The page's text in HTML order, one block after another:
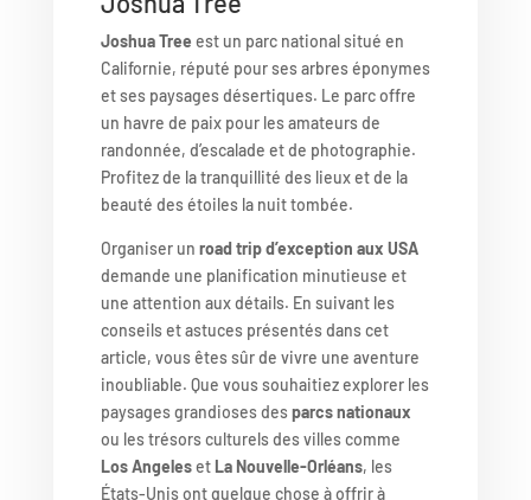
Joshua Tree est un parc national situé en
Californie, réputé pour ses arbres éponymes
et ses paysages désertiques. Le parc offre
un havre de paix pour les amateurs de
randonnée, d’escalade et de photographie.
Profitez de la tranquillité des lieux et de la
beauté des étoiles la nuit tombée.
Organiser un road trip d’exception aux USA
demande une planification minutieuse et
une attention aux détails. En suivant les
conseils et astuces présentés dans cet
article, vous êtes sûr de vivre une aventure
inoubliable. Que vous souhaitiez explorer les
paysages grandioses desparcs nationaux
ou les trésors culturels des villes comme
Los Angeleset La Nouvelle-Orléans, les
États-Unis ont quelque chose à offrir à